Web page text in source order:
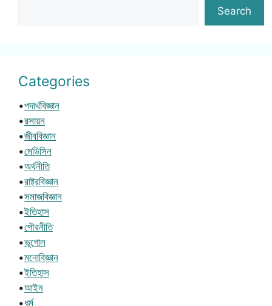
Search
Categories
•পদার্থবিজ্ঞান
•রসায়ন
•জীববিজ্ঞান
•মেডিসিন
•অর্থনীতি
•রাষ্ট্রবিজ্ঞান
•সমাজবিজ্ঞান
•ইতিহাস
•পৌরনীতি
•ভূগোল
•মনোবিজ্ঞান
•ইতিহাস
•আইন
•ধর্ম